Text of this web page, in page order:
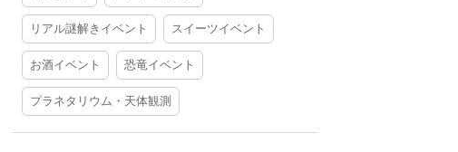
リアル謎解きイベント スイーツイベント
お酒イベント 恐竜イベント
プラネタリウム・天体観測